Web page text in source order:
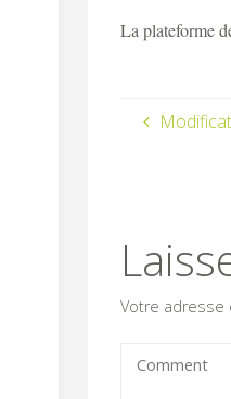
La plateforme
Votre adresse